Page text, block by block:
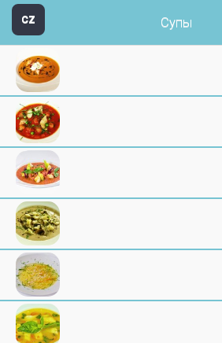
CZ Звезда Групп
Супы